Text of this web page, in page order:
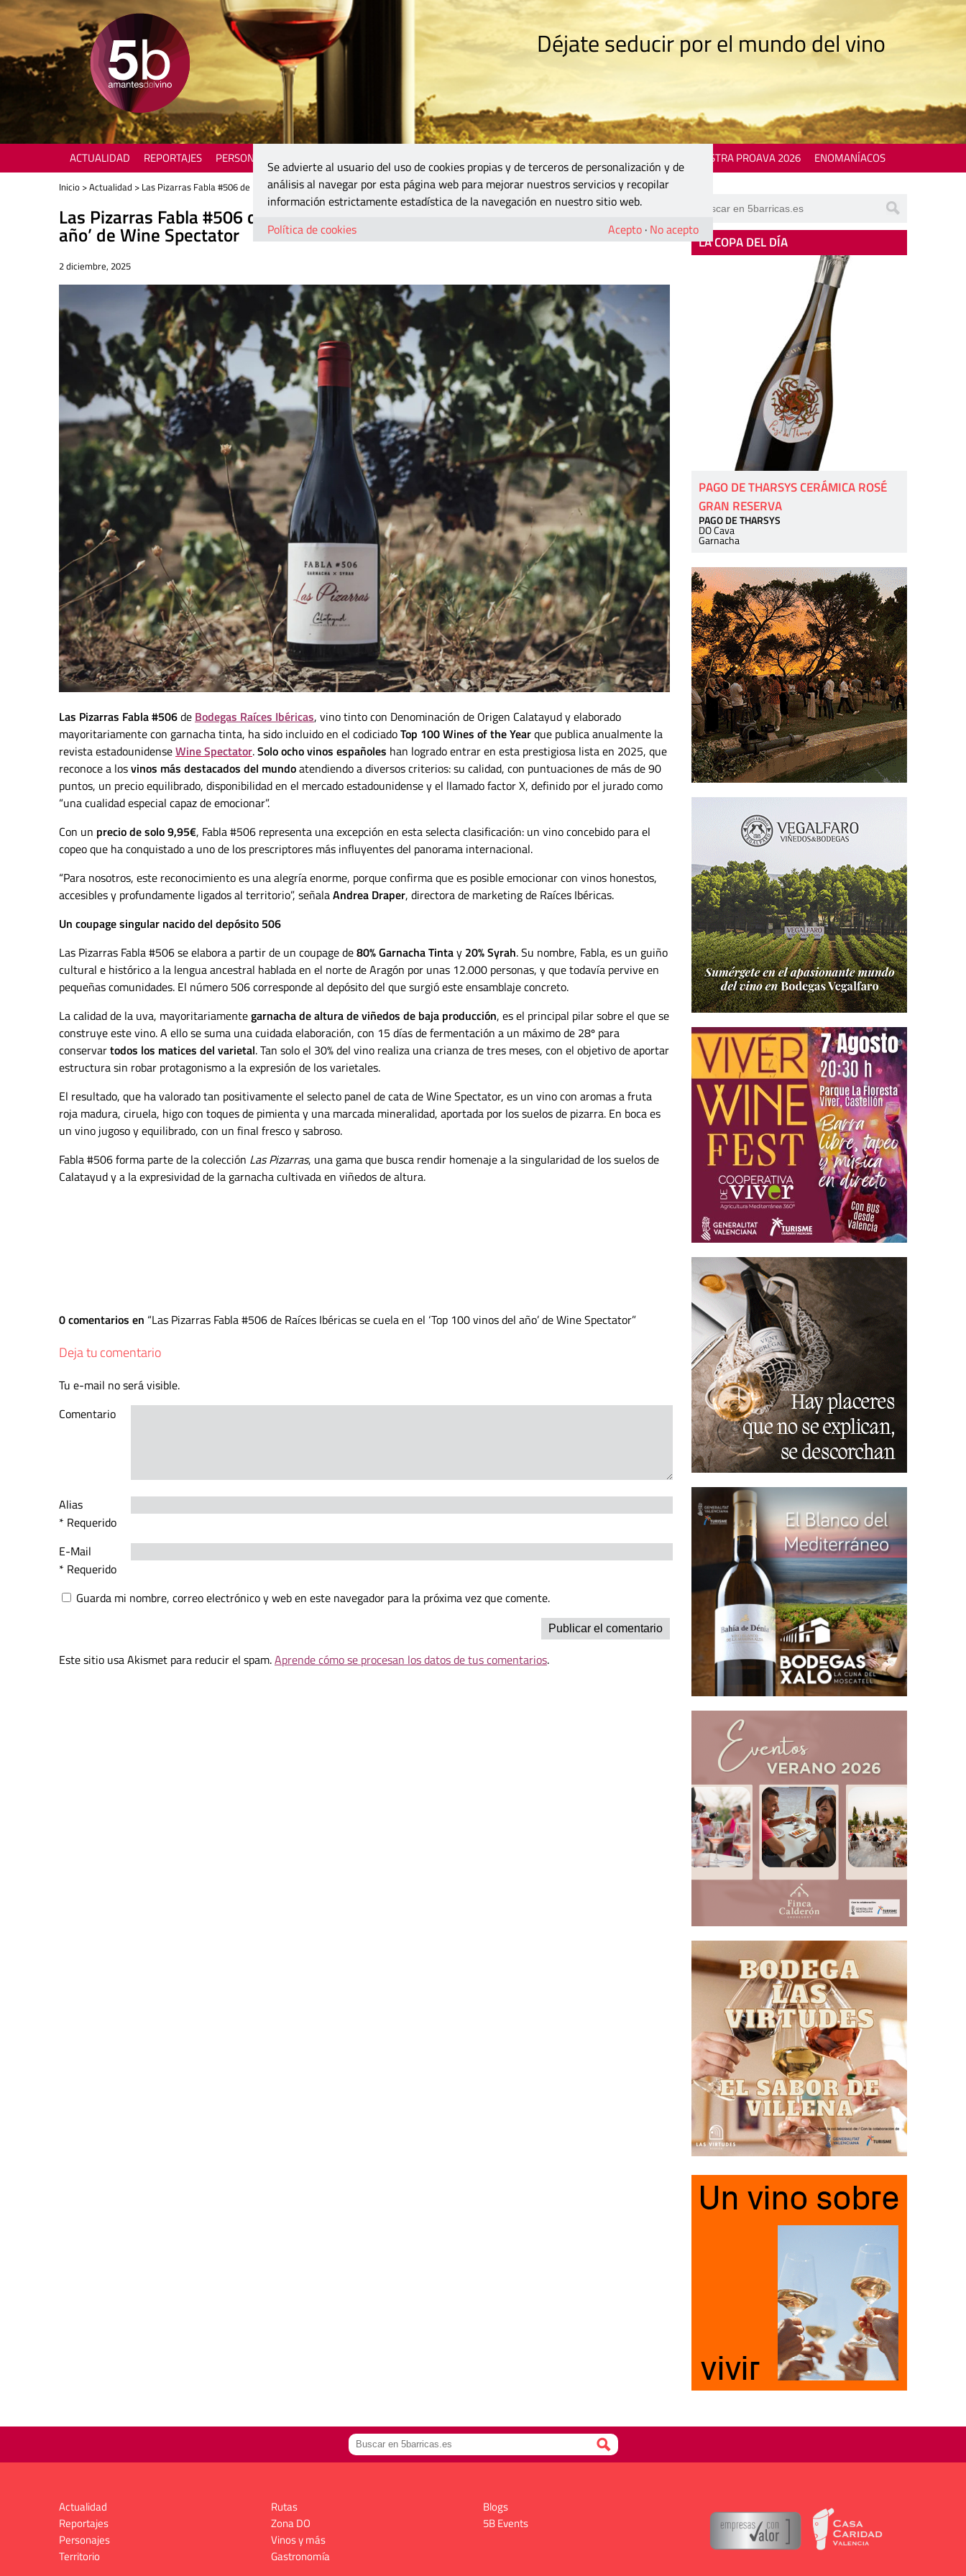
Déjate seducir por el mundo del vino
ACTUALIDAD REPORTAJES PERSONAJES MOSTRA PROAVA 2026 ENOMANÍACOS
Inicio >Actualidad > Las Pizarras Fabla #506 de Raíces Ibéricas se cuela en el ‘Top 100 vinos del año’ de Wine Spectator
Las Pizarras Fabla #506 de Raíces Ibéricas se cuela en el ‘Top 100 vinos del
año’ de Wine Spectator
2 diciembre, 2025
Las Pizarras Fabla #506de Bodegas Raíces Ibéricas, vino tinto con Denominación de Origen Calatayud y elaborado
mayoritariamente con garnacha tinta, ha sido incluido en el codiciadoTop 100 Wines of the Yearque publica anualmente la
revista estadounidenseWine Spectator.Solo ocho vinos españoles han logrado entrar en esta prestigiosa lista en 2025, que
reconoce a losvinos más destacados del mundoatendiendo a diversos criterios: su calidad, con puntuaciones de más de 90
puntos, un precio equilibrado, disponibilidad en el mercado estadounidense y el llamadofactorX, definido por el jurado como
“una cualidad especial capaz de emocionar”.
Con un precio de solo 9,95€, Fabla #506 representa una excepción en esta selecta clasificación: un vino concebido para el
copeo que ha conquistado a uno de los prescriptores más influyentes del panorama internacional.
“Para nosotros, este reconocimiento es una alegría enorme, porque confirma quees posible emocionar con vinos honestos,
accesibles y profundamente ligados al territorio”, señalaAndrea Draper, directora de marketing de Raíces Ibéricas.
Un coupage singular nacido del depósito 506
Las Pizarras Fabla #506 se elabora a partir de un coupage de80% Garnacha Tintay 20% Syrah. Su nombre, Fabla, es un guiño
cultural e histórico a la lengua ancestral hablada en el norte de Aragón por unas 12.000 personas, y que todavía pervive en
pequeñas comunidades. El número 506 corresponde al depósito del que surgió este ensamblaje concreto.
La calidad de la uva, mayoritariamentegarnacha de altura de viñedos de baja producción, es el principal pilar sobre el que se
construye este vino. A ello se suma una cuidada elaboración, con 15 días de fermentación a un máximo de 28º para
conservartodos los matices del varietal. Tan solo el 30% del vino realiza una crianza de tres meses, con el objetivo de aportar
estructura sin robar protagonismo a la expresión de los varietales.
El resultado, que ha valorado tan positivamente el selecto panel de cata de Wine Spectator, es un vino con aromas a fruta
roja madura, ciruela, higo con toques de pimienta y una marcada mineralidad, aportada por los suelos de pizarra. En boca es
un vino jugoso y equilibrado, con un final fresco y sabroso.
Fabla #506 forma parte de la colección Las Pizarras, una gama que busca rendir homenaje a la singularidad de los suelos de
Calatayud y a la expresividad de la garnacha cultivada en viñedos de altura.
0 comentarios en Las Pizarras Fabla #506 de Raíces Ibéricas se cuela en el ‘Top 100 vinos del año’ de Wine Spectator
Deja tu comentario
Tu e-mail no será visible.
Comentario
Alias
* Requerido
E-Mail
* Requerido
Guarda mi nombre, correo electrónico y web en este navegador para la próxima vez que comente.
Este sitio usa Akismet para reducir el spam.Aprende cómo se procesan los datos de tus comentarios.
LA COPA DEL DÍA
PAGO DE THARSYS CERÁMICA ROSÉ
GRAN RESERVA
PAGO DE THARSYS
DO Cava
Garnacha
Actualidad
Reportajes
Personajes
Territorio
Rutas
Zona DO
Vinos y más
Gastronomía
Blogs
5B Events
Se advierte al usuario del uso de cookies propias y de terceros de personalización y de
análisis al navegar por esta página web para mejorar nuestros servicios y recopilar
información estrictamente estadística de la navegación en nuestro sitio web.
Política de cookies
Acepto · No acepto